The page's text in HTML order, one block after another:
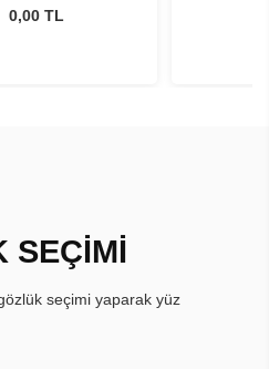
ml
0,00 TL
SEÇİMİ
seçimi yaparak yüz